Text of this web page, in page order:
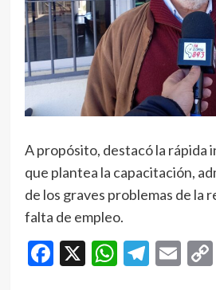
A propósito, destacó la rápida
que plantea la capacitación,
de los graves problemas de la
falta de empleo.
Facebook
X